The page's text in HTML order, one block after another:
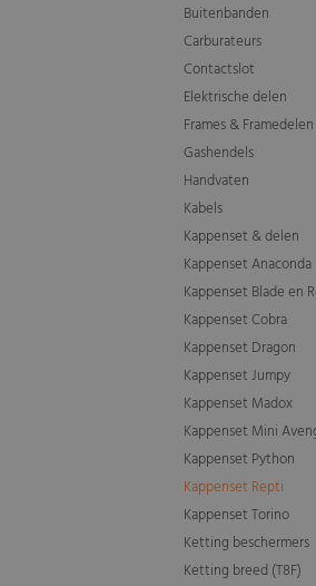
Buitenbanden
Carburateurs
Contactslot
Elektrische delen
Frames & Framedelen
Gashendels
Handvaten
Kabels
Kappenset & delen
Kappenset Anaconda
Kappenset Blade en
Kappenset Cobra
Kappenset Dragon
Kappenset Jumpy
Kappenset Madox
Kappenset Mini
Kappenset Python
Kappenset Repti
Kappenset Torino
Ketting beschermers
Ketting breed (T8F)